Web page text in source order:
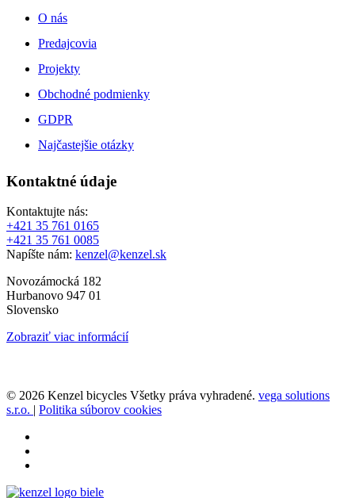
O nás
Predajcovia
Projekty
Obchodné podmienky
GDPR
Najčastejšie otázky
Kontaktné údaje
Kontaktujte nás:
+421 35 761 0165
+421 35 761 0085
Napíšte nám: kenzel@kenzel.sk
Novozámocká 182
Hurbanovo 947 01
Slovensko
Zobraziť viac informácií
© 2026 Kenzel bicycles Všetky práva vyhradené. vega solutions
s.r.o. | Politika súborov cookies